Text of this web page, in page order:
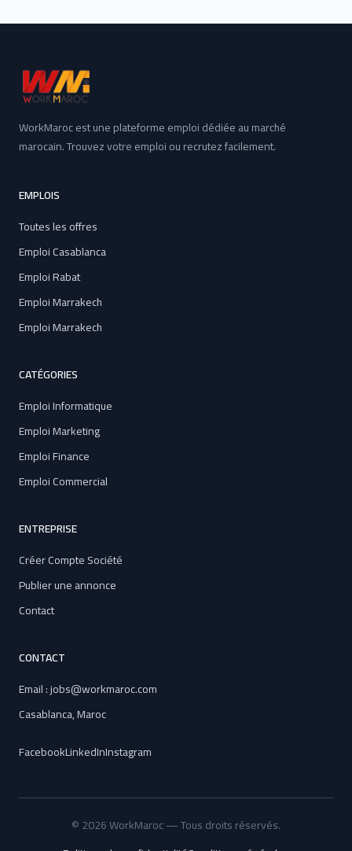
WorkMaroc est une plateforme emploi dédiée au marché
marocain. Trouvez votre emploi ou recrutez facilement.
EMPLOIS
Toutes les offres
Emploi Casablanca
Emploi Rabat
Emploi Marrakech
Emploi Marrakech
CATÉGORIES
Emploi Informatique
Emploi Marketing
Emploi Finance
Emploi Commercial
ENTREPRISE
Créer Compte Société
Publier une annonce
Contact
CONTACT
Email : jobs@workmaroc.com
Casablanca, Maroc
FacebookLinkedInInstagram
© 2026 WorkMaroc — Tous droits réservés.